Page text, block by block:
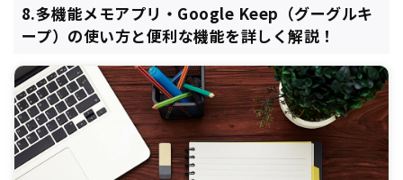
8.多機能メモアプリ・Google Keep（グーグルキ
ープ）の使い方と便利な機能を詳しく解説！